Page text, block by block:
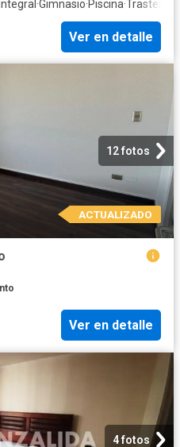
·Gimnasio·Piscina· Trastero
Ver en detalle
12 fotos
ACTUALIZADO
Ver en detalle
4 fotos